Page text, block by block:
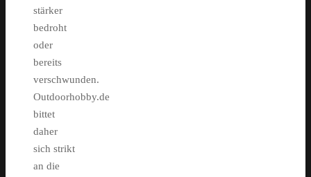
stärker
bedroht
oder
bereits
verschwunden.
Outdoorhobby.de
bittet
daher
sich strikt
an die